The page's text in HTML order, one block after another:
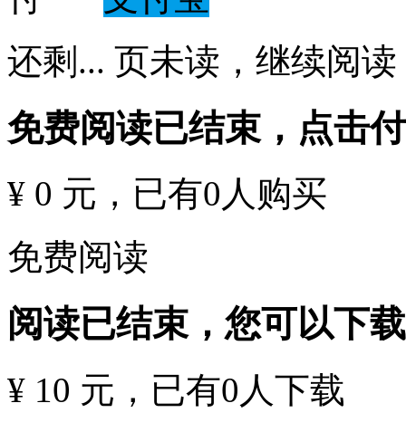
还剩 ... 页未读， 继续阅读
免费阅读已结束，点击
¥ 0 元 ，已有0 人购买
免费阅读
阅读已结束，您可以下
¥ 10 元 ，已有0 人下载